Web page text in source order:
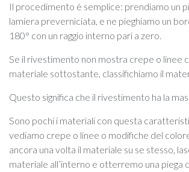
Il procedimento è semplice: prendiamo un
lamiera preverniciata, e ne pieghiamo un
180° con un raggio interno pari a zero.
Se il rivestimento non mostra crepe o linee
materiale sottostante, classifichiamo il
Questo significa che il rivestimento ha la
Sono pochi i materiali con questa
vediamo crepe o linee o modifiche del
ancora una volta il materiale su se stesso,
materiale all’interno e otterremo una piega